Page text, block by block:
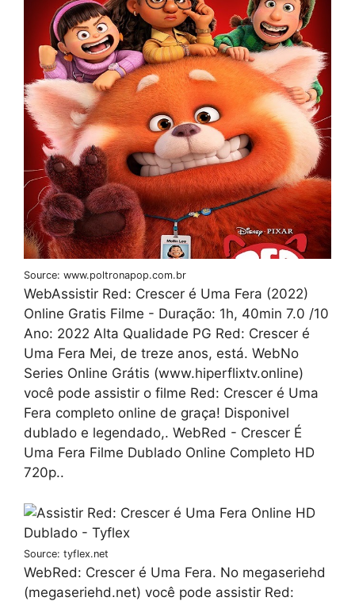
Source: www.poltronapop.com.br
WebAssistir Red: Crescer é Uma Fera (2022)
Online Gratis Filme - Duração: 1h, 40min 7.0 /10
Ano: 2022 Alta Qualidade PG Red: Crescer é
Uma Fera Mei, de treze anos, está. WebNo
Series Online Grátis (www.hiperflixtv.online)
você pode assistir o filme Red: Crescer é Uma
Fera completo online de graça! Disponivel
dublado e legendado,. WebRed - Crescer É
Uma Fera Filme Dublado Online Completo HD
720p..
Source: tyflex.net
WebRed: Crescer é Uma Fera. No megaseriehd
(megaseriehd.net) você pode assistir Red: